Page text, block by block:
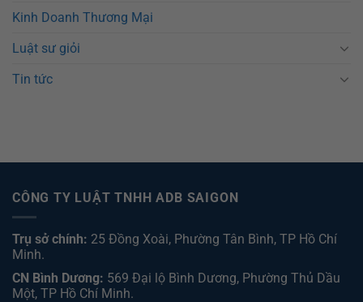
Kinh Doanh Thương Mại
Luật sư giỏi
Tin tức
CÔNG TY LUẬT TNHH ADB SAIGON
Trụ sở chính: 25 Đồng Xoài, Phường Tân Bình, TP Hồ Chí
Minh.
CN Bình Dương: 569 Đại lộ Bình Dương, Phường Thủ Dầu
Một, TP Hồ Chí Minh.